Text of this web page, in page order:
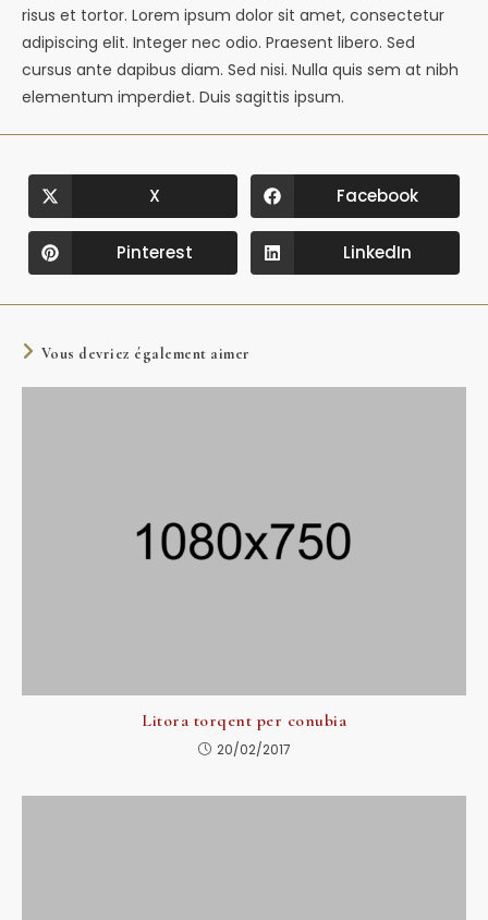
risus et tortor. Lorem ipsum dolor sit amet, consectetur
adipiscing elit. Integer nec odio. Praesent libero. Sed
cursus ante dapibus diam. Sed nisi. Nulla quis sem at nibh
elementum imperdiet. Duis sagittis ipsum.
X Facebook
Pinterest LinkedIn
Vous devriez également aimer
Litora torqent per conubia
20/02/2017